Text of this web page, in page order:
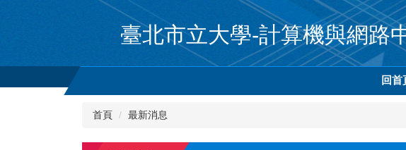
內
臺北市立大學-計算機與網路
回首
首頁 最新消息